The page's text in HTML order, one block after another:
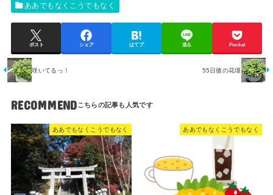
ああでもなくこうでもなく
ポスト シェア はてブ 送る Pocket
咲いてるっ！ 55日後の花壇
RECOMMEND
ああでもなくこうでもなく ああでもなくこうでもなく